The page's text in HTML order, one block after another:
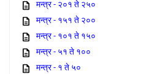
मन्त्र - २०१ ते २५०
मन्त्र - १५१ ते २००
मन्त्र - १०१ ते १५०
मन्त्र - ५१ ते १००
मन्त्र - १ ते ५०